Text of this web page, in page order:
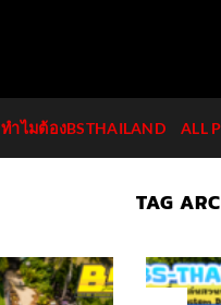
ทำไมต้องBSTHAILAND ALL
TAG